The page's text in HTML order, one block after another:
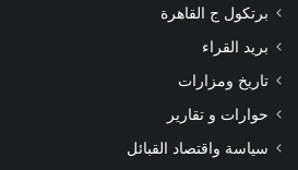
برتكول ج القاهرة
بريد القراء
تاريخ ومزارات
حوارات و تقارير
سياسة واقتصاد القبائل